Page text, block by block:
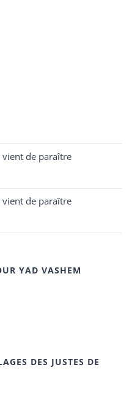
vient de paraître
vient de paraître
YAD VASHEM
DES JUSTES DE